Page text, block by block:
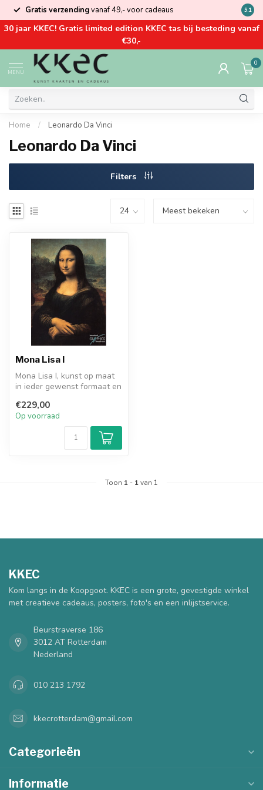
Gratis verzendingvanaf 49,- voor cadeaus Kom
9.1
30 jaar KKEC! Gratis limited edition KKEC tas bij besteding vanaf
€30,-
MENU
0
Home / Leonardo Da Vinci
Leonardo Da Vinci
Filters
Mona Lisa I
Mona Lisa I, kunst op maat
in ieder gewenst formaat en
€229,00
Op voorraad
Toon 1 - 1van 1
KKEC
Kom langs in de Koopgoot. KKEC is een grote, gevestigde winkel
met creatieve cadeaus, posters, foto's en een inlijstservice.
Beurstraverse 186
3012 AT Rotterdam
Nederland
010 213 1792
kkecrotterdam@gmail.com
Categorieën
Informatie